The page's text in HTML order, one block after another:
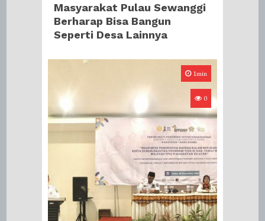
Masyarakat Pulau Sewanggi
Berharap Bisa Bangun
Seperti Desa Lainnya
1min
0